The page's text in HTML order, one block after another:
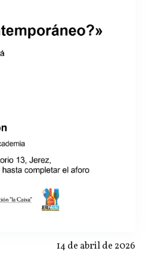
14 de abril de 2026